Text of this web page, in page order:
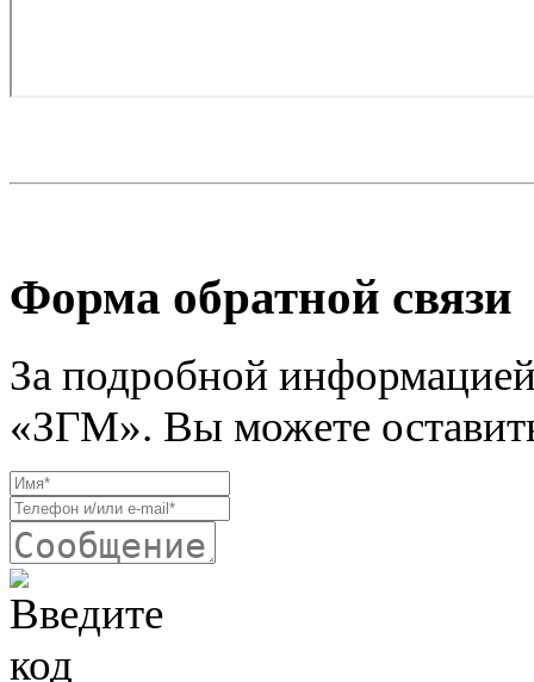
Форма обратной связи
За подробной
«ЗГМ». Вы можете